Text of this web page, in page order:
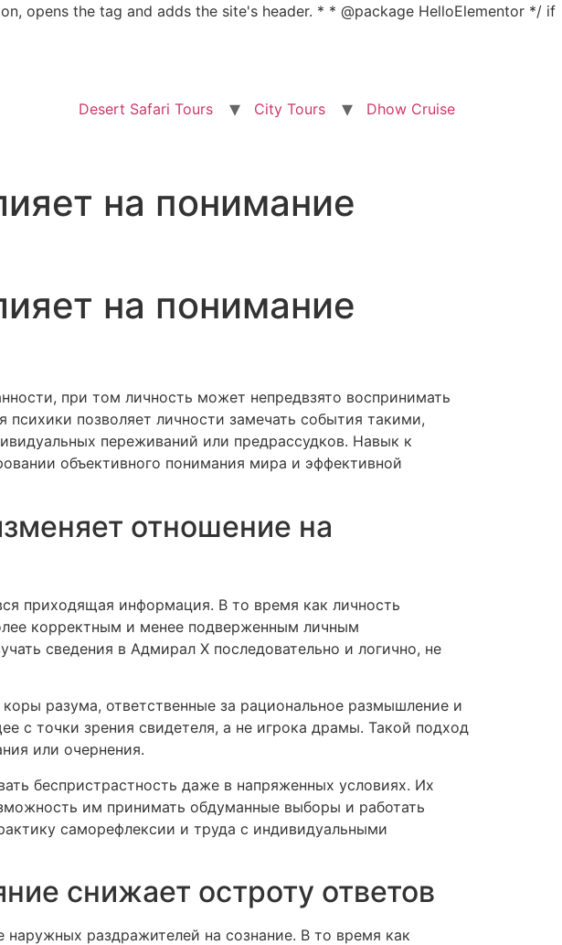
opens the tag and adds the site's header. * * @package HelloElementor */ if
Desert Safari Tours City Tours Dhow Cruise
на понимание
на понимание
при том личность может непредвзято воспринимать
позволяет личности замечать события такими,
переживаний или предрассудков. Навык к
объективного понимания мира и эффективной
отношение на
приходящая информация. В то время как личность
корректным и менее подверженным личным
сведения в Адмирал Х последовательно и логично, не
разума, ответственные за рациональное размышление и
с точки зрения свидетеля, а не игрока драмы. Такой подход
или очернения.
беспристрастность даже в напряженных условиях. Их
им принимать обдуманные выборы и работать
саморефлексии и труда с индивидуальными
снижает остроту ответов
раздражителей на сознание. В то время как